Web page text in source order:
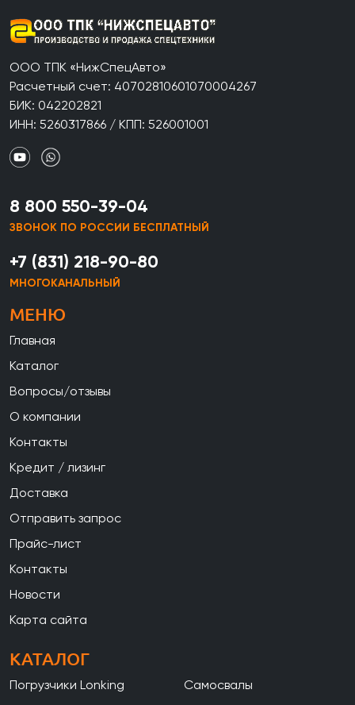
ООО ТПК «НижСпецАвто»
Расчетный счет: 40702810601070004267
БИК: 042202821
ИНН: 5260317866 / КПП: 526001001
8 800 550-39-04
ЗВОНОК ПО РОССИИ БЕСПЛАТНЫЙ
+7 (831) 218-90-80
МНОГОКАНАЛЬНЫЙ
МЕНЮ
Главная
Каталог
Вопросы/отзывы
О компании
Контакты
Кредит / лизинг
Доставка
Отправить запрос
Прайс-лист
Контакты
Новости
Карта сайта
КАТАЛОГ
Погрузчики Lonking
Самосвалы